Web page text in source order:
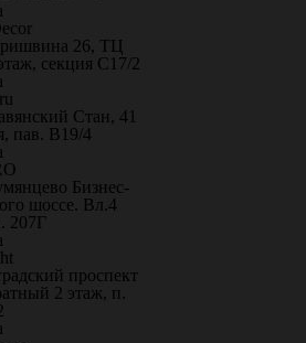
26, ТЦ
секция С17/2
Стан, 41
пав. В19/4
Бизнес-
шоссе. Вл.4
207Г
проспект
2 этаж, п.